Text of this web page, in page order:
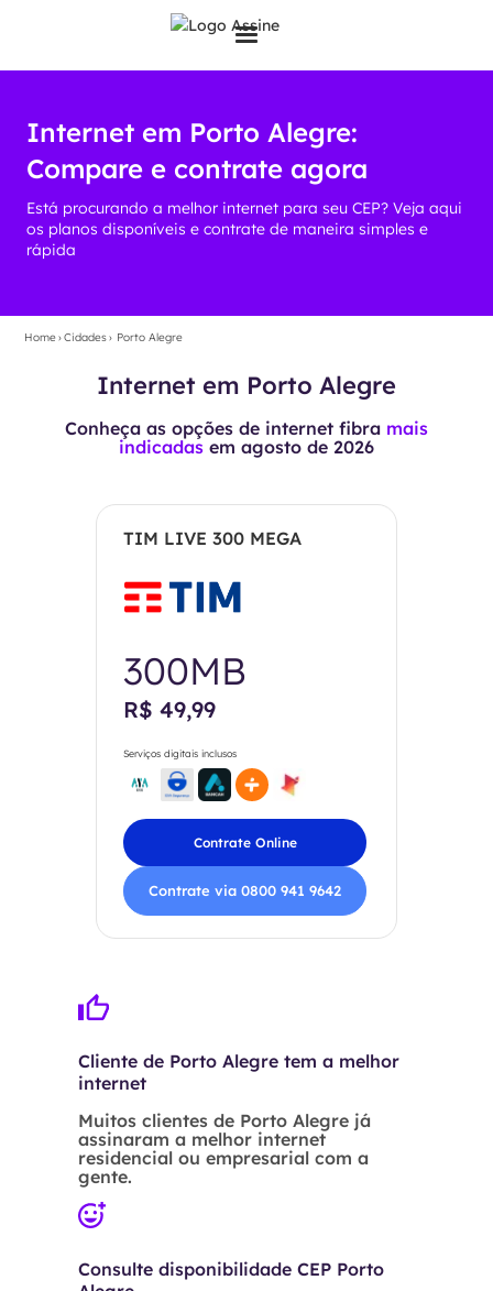
Internet em Porto Alegre:
Compare e contrate agora
Está procurando a melhor internet para seu CEP? Veja aqui
os planos disponíveis e contrate de maneira simples e
rápida
Home›Cidades› Porto Alegre
Internet em Porto Alegre
Conheça as opções de internet fibra mais
indicadas em agosto de 2026
TIM LIVE 300 MEGA
300MB
R$ 49,99
Serviços digitais inclusos
Contrate Online
Contrate via 0800 941 9642
Cliente de Porto Alegre tem a melhor
internet
Muitos clientes de Porto Alegre já
assinaram a melhor internet
residencial ou empresarial com a
gente.
Consulte disponibilidade CEP Porto